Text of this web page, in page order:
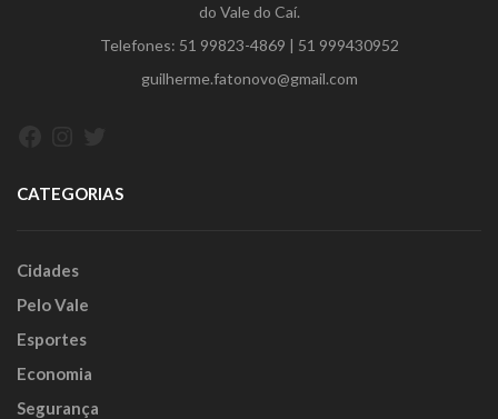
do Vale do Caí.
Telefones: 51 99823-4869 | 51 999430952
guilherme.fatonovo@gmail.com
CATEGORIAS
Cidades
Pelo Vale
Esportes
Economia
Segurança